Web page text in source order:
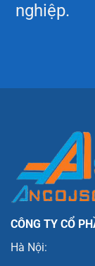
nghiệp.
CÔNG TY CỔ
Hà Nội: